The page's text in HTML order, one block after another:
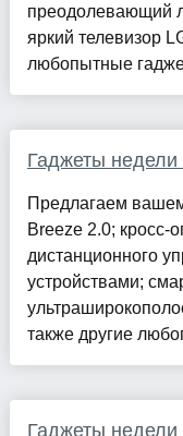
преодолевающий
яркий телевизор
любопытные
Гаджеты
Предлагаем
Breeze 2.0; кросс-
дистанционного
устройствами;
также другие
Гаджеты недели